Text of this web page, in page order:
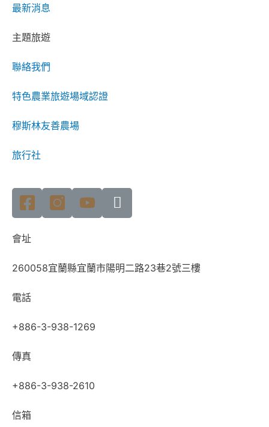
最新消息
主題旅遊
聯絡我們
特色農業旅遊場域認證
穆斯林友善農場
旅行社
會址
260058宜蘭縣宜蘭市陽明二路23巷2號三樓
電話
+886-3-938-1269
傳真
+886-3-938-2610
信箱